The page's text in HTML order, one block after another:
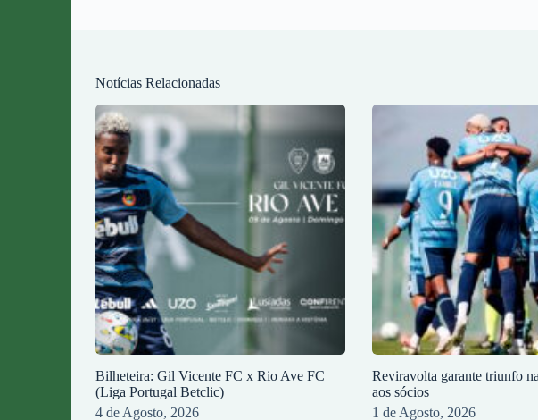
Notícias Relacionadas
Bilheteira: Gil Vicente FC x Rio Ave FC
(Liga Portugal Betclic)
4 de Agosto, 2026
Reviravolta garante triunfo
aos sócios
1 de Agosto, 2026